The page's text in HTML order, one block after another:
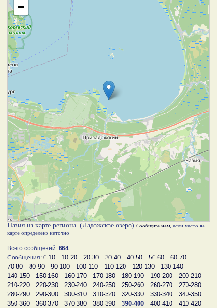
−
Назия на карте региона: (Ладожское озеро) Сообщите нам , если место на
карте определено неточно
Всего сообщений: 664
Сообщения: 0-10 10-20 20-30 30-40 40-50 50-60
60-70
70-80
80-90 90-100 100-110 110-120 120-130
130-140
140-150
150-160 160-170 170-180 180-190 190-200
200-210
210-220
220-230 230-240 240-250 250-260 260-270
270-280
280-290
290-300 300-310 310-320 320-330 330-340
340-350
350-360
360-370 370-380 380-390 390-400 400-410
410-420